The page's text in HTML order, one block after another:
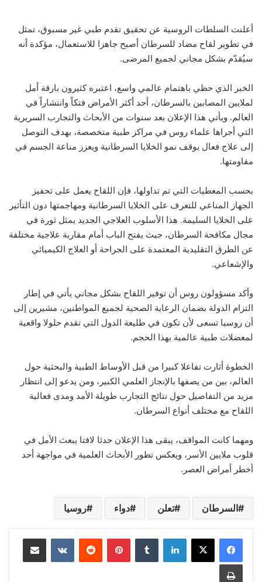
أعلنت السلطات الروسية عن تحقيق تقدم طبي غير مسبوق، تمثل
في تطوير لقاح مضاد للسرطان أصبح جاهزا للاستعمال، مؤكدة أنه
سيُقدّم بشكل مجاني لجميع المرضى.
الخبر الذي حظي باهتمام عالمي واسع، اعتبره كثيرون بارقة أمل
لملايين المصابين بالسرطان، أحد أكثر الأمراض فتكاً وانتشاراً في
العالم. ويأتي هذا الإعلان بعد سنوات من الأبحاث والتجارب السريرية
التي أجراها علماء روس في مراكز طبية متخصصة، بهدف التوصل
إلى علاج فعال يوقف نمو الخلايا السرطانية ويعزز مناعة الجسم في
مقاومتها.
بحسب المعطيات التي تم تداولها، فإن اللقاح يعمل على تحفيز
الجهاز المناعي للتعرف على الخلايا السرطانية ومهاجمتها دون التأثير
على الخلايا السليمة. هذا الأسلوب العلاجي الجديد يمثل ثورة في
مجال مكافحة السرطان، حيث يفتح الباب أمام مقاربة علاجية مختلفة
عن الطرق التقليدية المعتمدة على الجراحة أو العلاج الكيميائي
والإشعاعي.
وأكد مسؤولون روس أن توفير اللقاح بشكل مجاني يأتي في إطار
التزام الدولة بضمان الرعاية الصحية لجميع المواطنين، مشيرين إلى
أن روسيا تسعى لأن تكون في طليعة الدول التي تقدم حلولا واقعية
لمعضلات طبية عالمية بهذا الحجم.
الخطوة أثارت تفاعلا كبيرا من قبل الأوساط الطبية والبحثية حول
العالم، بين من يصفها بالإنجاز العلمي الكبير، ومن يدعو إلى انتظار
مزيد من التفاصيل حول نتائج التجارب طويلة الأمد ومدى فعالية
اللقاح مع مختلف أنواع السرطان.
ومهما كانت المواقف، يبقى هذا الإعلان حدثا لافتا يبعث الأمل في
قلوب ملايين الأسر، ويعكس تطور الأبحاث العلمية في مواجهة أحد
أخطر أمراض العصر.
السرطان تعلن دواء روسيا
لينكدإن بينتيريست مشاركة عبر البريد
طباعة